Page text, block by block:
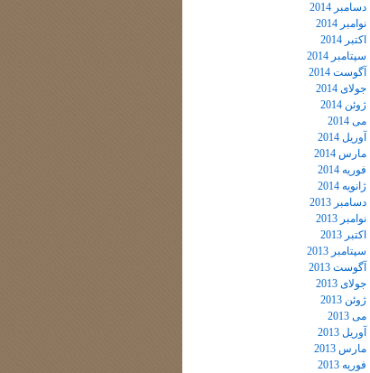
دسامبر 2014
نوامبر 2014
اکتبر 2014
سپتامبر 2014
آگوست 2014
جولای 2014
ژوئن 2014
می 2014
آوریل 2014
مارس 2014
فوریه 2014
ژانویه 2014
دسامبر 2013
نوامبر 2013
اکتبر 2013
سپتامبر 2013
آگوست 2013
جولای 2013
ژوئن 2013
می 2013
آوریل 2013
مارس 2013
فوریه 2013